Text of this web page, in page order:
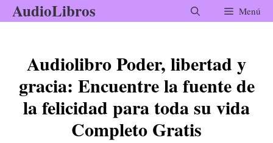
Saltar
al
AudioLibros Menú
Audiolibro Poder, libertad y
gracia: Encuentre la fuente de
la felicidad para toda su vida
Completo Gratis